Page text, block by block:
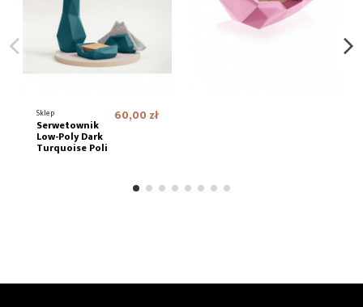
Sklep
Serwetownik
Low-Poly Dark
Turquoise Poli
60,00 zł